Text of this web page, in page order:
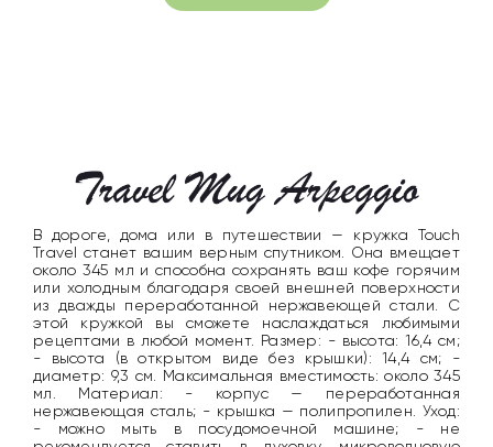
В дороге, дома или в путешествии — кружка Touch
Travel станет вашим верным спутником. Она вмещает
около 345 мл и способна сохранять ваш кофе горячим
или холодным благодаря своей внешней поверхности
из дважды переработанной нержавеющей стали. С
этой кружкой вы сможете наслаждаться любимыми
рецептами в любой момент. Размер: - высота: 16,4 см;
- высота (в открытом виде без крышки): 14,4 см; -
диаметр: 9,3 см. Максимальная вместимость: около 345
мл. Материал: - корпус — переработанная
нержавеющая сталь; - крышка — полипропилен. Уход:
- можно мыть в посудомоечной машине; - не